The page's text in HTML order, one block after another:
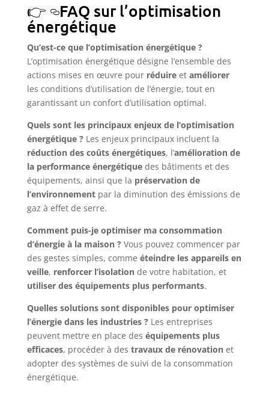
FAQ sur l’optimisation
énergétique
Qu’est-ce que l’optimisation énergétique ?
L’optimisation énergétique désigne l’ensemble des
actions mises en œuvre pour réduireet améliorer
les conditions d’utilisation de l’énergie, tout en
garantissant un confort d’utilisation optimal.
Quels sont les principaux enjeux de l’optimisation
énergétique ?Les enjeux principaux incluent la
réduction des coûts énergétiques, l’amélioration de
la performance énergétiquedes bâtiments et des
équipements, ainsi que la préservation de
l’environnementpar la diminution des émissions de
gaz à effet de serre.
Comment puis-je optimiser ma consommation
d’énergie à la maison ?Vous pouvez commencer par
des gestes simples, comme éteindre les appareils en
veille, renforcer l’isolationde votre habitation, et
utiliser des équipements plus performants.
Quelles solutions sont disponibles pour optimiser
l’énergie dans les industries ?Les entreprises
peuvent mettre en place des équipements plus
efficaces, procéder à des travaux de rénovationet
adopter des systèmes de suivi de la consommation
énergétique.